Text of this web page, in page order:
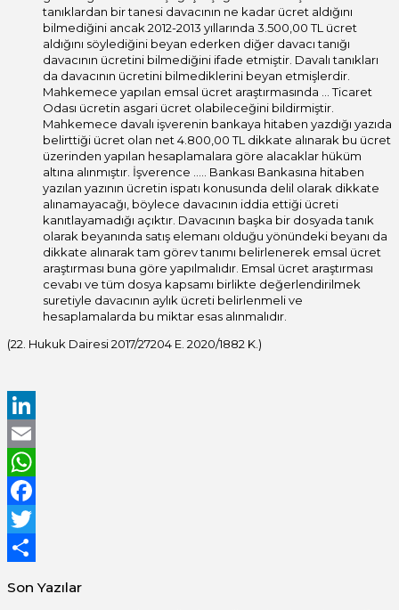
tanıklardan bir tanesi davacının ne kadar ücret aldığını
bilmediğini ancak 2012-2013 yıllarında 3.500,00 TL ücret
aldığını söylediğini beyan ederken diğer davacı tanığı
davacının ücretini bilmediğini ifade etmiştir. Davalı tanıkları
da davacının ücretini bilmediklerini beyan etmişlerdir.
Mahkemece yapılan emsal ücret araştırmasında … Ticaret
Odası ücretin asgari ücret olabileceğini bildirmiştir.
Mahkemece davalı işverenin bankaya hitaben yazdığı yazıda
belirttiği ücret olan net 4.800,00 TL dikkate alınarak bu ücret
üzerinden yapılan hesaplamalara göre alacaklar hüküm
altına alınmıştır. İşverence ….. Bankası Bankasına hitaben
yazılan yazının ücretin ispatı konusunda delil olarak dikkate
alınamayacağı, böylece davacının iddia ettiği ücreti
kanıtlayamadığı açıktır. Davacının başka bir dosyada tanık
olarak beyanında satış elemanı olduğu yönündeki beyanı da
dikkate alınarak tam görev tanımı belirlenerek emsal ücret
araştırması buna göre yapılmalıdır. Emsal ücret araştırması
cevabı ve tüm dosya kapsamı birlikte değerlendirilmek
suretiyle davacının aylık ücreti belirlenmeli ve
hesaplamalarda bu miktar esas alınmalıdır.
(22. Hukuk Dairesi 2017/27204 E. 2020/1882 K.)
LinkedIn
Email
WhatsApp
Facebook
Twitter
Son Yazılar